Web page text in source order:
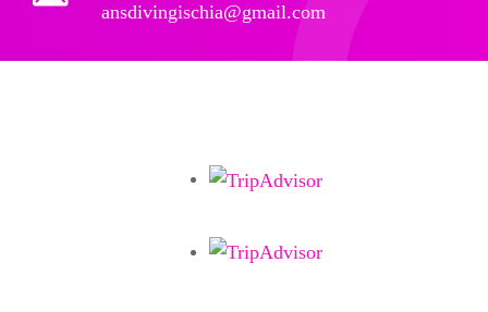
ansdivingischia@gmail.com